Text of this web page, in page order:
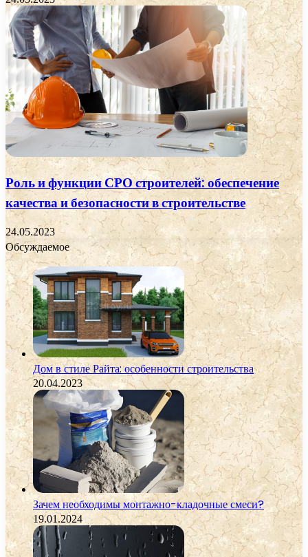
Роль и функции СРО строителей: обеспечение
качества и безопасности в строительстве
24.05.2023
Обсуждаемое
Дом в стиле Райта: особенности строительства
20.04.2023
Зачем необходимы монтажно-кладочные смеси?
19.01.2024